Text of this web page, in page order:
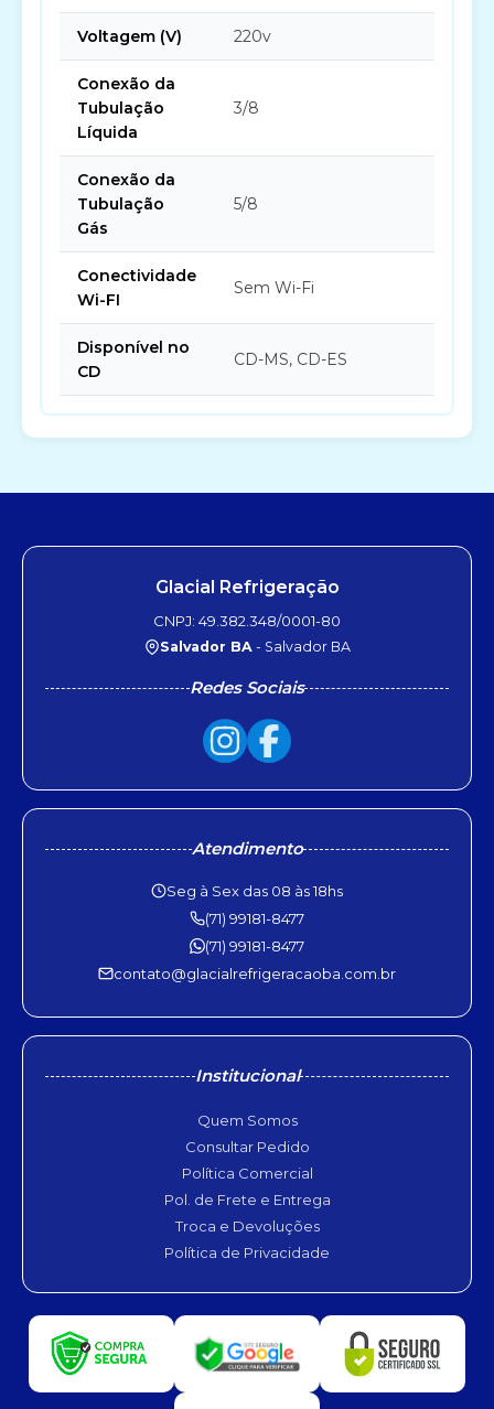
Voltagem (V) 220v
Conexão da
Tubulação
Líquida
3/8
Conexão da
Tubulação
Gás
5/8
Conectividade
Wi-FI
Sem Wi-Fi
Disponível no
CD
CD-MS, CD-ES
Glacial Refrigeração
CNPJ: 49.382.348/0001-80
Salvador BA- Salvador BA
Redes Sociais
Atendimento
Seg à Sex das 08 às 18hs
(71) 99181-8477
(71) 99181-8477
contato@glacialrefrigeracaoba.com.br
Institucional
Quem Somos
Consultar Pedido
Política Comercial
Pol. de Frete e Entrega
Troca e Devoluções
Política de Privacidade